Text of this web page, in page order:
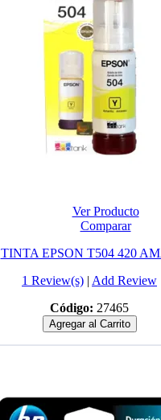
Ver Producto
Comparar
TINTA EPSON T504 420
1 Review(s) | Add Review
Código: 27465
Agregar al Carrito